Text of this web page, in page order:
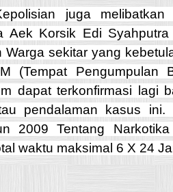
juga melibatkan
Aek Korsik Edi
sekitar yang
(Tempat Pengumpulan
dapat terkonfirmasi lagi
pendalaman kasus ini.
2009 Tentang Narkotika
waktu maksimal 6 X 24